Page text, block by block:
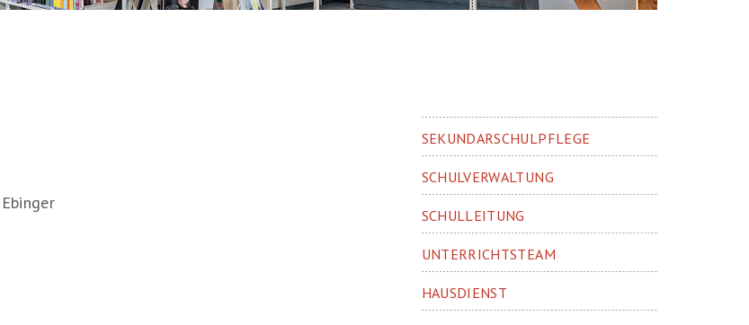
SEKUNDARSCHULPFLEGE
SCHULVERWALTUNG
SCHULLEITUNG
UNTERRICHTSTEAM
HAUSDIENST